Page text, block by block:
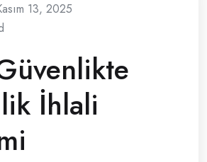
13, 2025
İhlali